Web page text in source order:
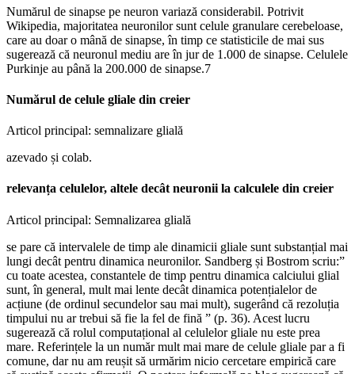
Numărul de sinapse pe neuron variază considerabil. Potrivit
Wikipedia, majoritatea neuronilor sunt celule granulare cerebeloase,
care au doar o mână de sinapse, în timp ce statisticile de mai sus
sugerează că neuronul mediu are în jur de 1.000 de sinapse. Celulele
Purkinje au până la 200.000 de sinapse.7
Numărul de celule gliale din creier
Articol principal: semnalizare glială
azevado și colab.
relevanța celulelor, altele decât neuronii la calculele din creier
Articol principal: Semnalizarea glială
se pare că intervalele de timp ale dinamicii gliale sunt substanțial mai
lungi decât pentru dinamica neuronilor. Sandberg și Bostrom scriu:”
cu toate acestea, constantele de timp pentru dinamica calciului glial
sunt, în general, mult mai lente decât dinamica potențialelor de
acțiune (de ordinul secundelor sau mai mult), sugerând că rezoluția
timpului nu ar trebui să fie la fel de fină ” (p. 36). Acest lucru
sugerează că rolul computațional al celulelor gliale nu este prea
mare. Referințele la un număr mult mai mare de celule gliale par a fi
comune, dar nu am reușit să urmărim nicio cercetare empirică care